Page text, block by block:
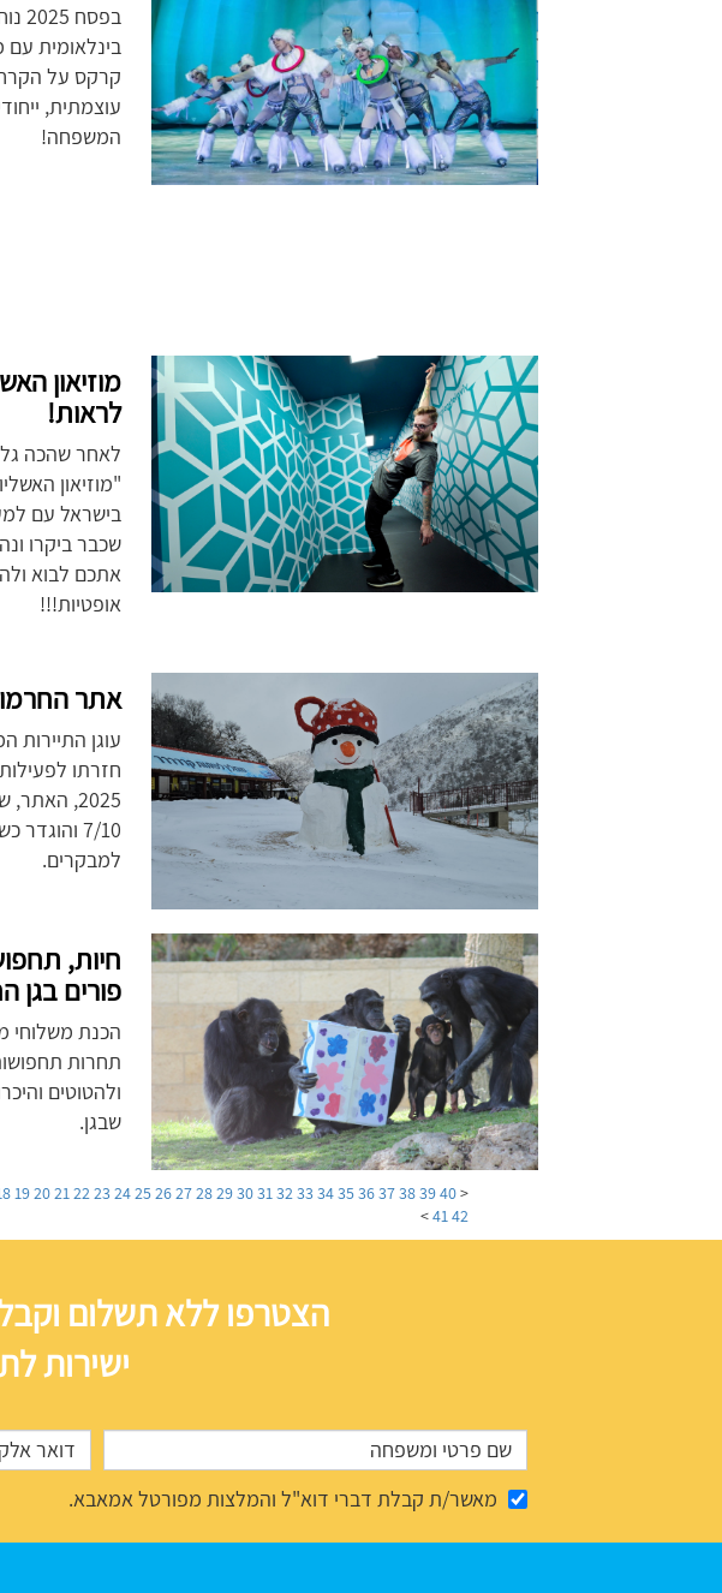
בינלאומית עם
קרקס על
עוצמתית,
המשפחה!
מוזיאון
לראות!
"מוזיאון
בישראל עם
שכבר ביקרו
אתכם לבוא
אופטיות!!!
אתר
עוגן התיירות
2025,
7/10
למבקרים.
חיות,
פורים בגן
הכנת משלוחי
תחרות
ולהטוטים
שבגן.
<
19202122232425262728293031323334353637383940
4142
>
הצטרפו ללא תשלום
ישירות
מאשר/ת קבלת דברי דוא"ל והמלצות מפורטל אמאבא.